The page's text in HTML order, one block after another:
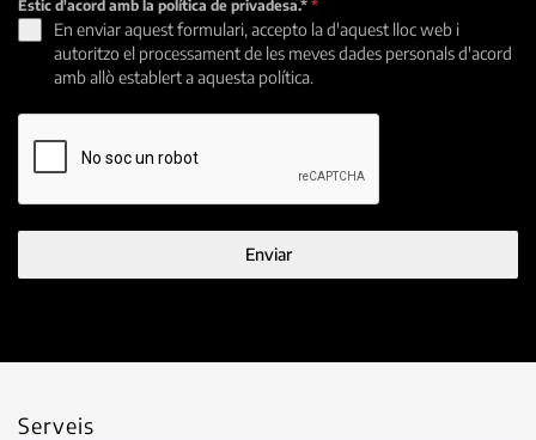
Estic d'acord amb la política de privadesa.* *
En enviar aquest formulari, accepto la d'aquest lloc web i
autoritzo el processament de les meves dades personals d'acord
amb allò establert a aquesta política.
Enviar
Serveis